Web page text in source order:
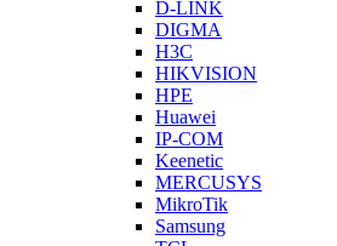
D-LINK
DIGMA
H3C
HIKVISION
HPE
Huawei
IP-COM
Keenetic
MERCUSYS
MikroTik
Samsung